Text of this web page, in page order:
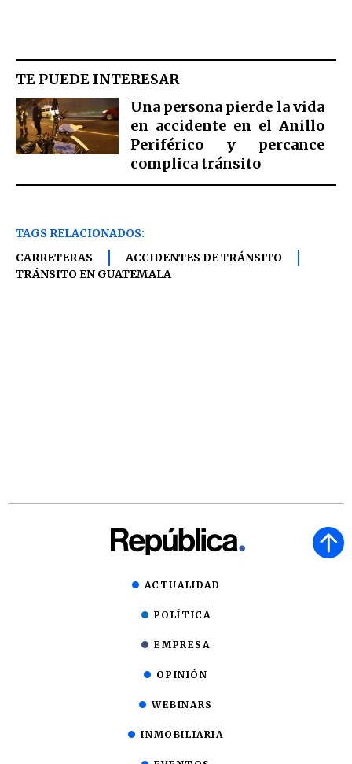
TE PUEDE INTERESAR
Una persona pierde la vida
en accidente en el Anillo
Periférico y percance
complica tránsito
TAGS RELACIONADOS:
CARRETERAS
ACCIDENTES DE TRÁNSITO
TRÁNSITO EN GUATEMALA
ACTUALIDAD
POLÍTICA
EMPRESA
OPINIÓN
WEBINARS
INMOBILIARIA